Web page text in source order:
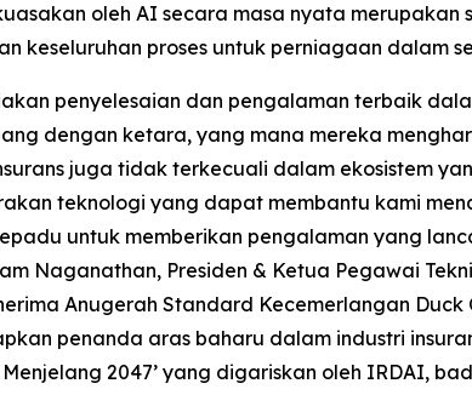
oleh AI secara masa nyata
keseluruhan proses untuk perniagaan dalam
penyelesaian dan pengalaman terbaik
dengan ketara, yang mana mereka
juga tidak terkecuali dalam ekosistem
teknologi yang dapat membantu kami
untuk memberikan pengalaman yang
Naganathan, Presiden & Ketua Pegawai
Anugerah Standard Kecemerlangan
penanda aras baharu dalam industri
2047’ yang digariskan oleh IRDAI,